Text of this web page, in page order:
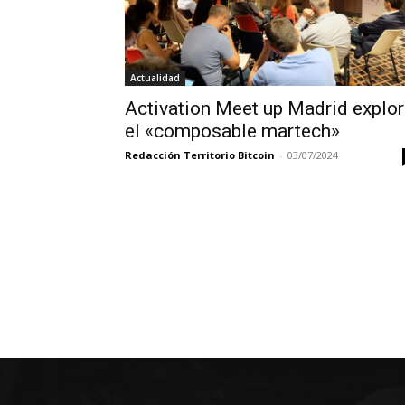
Actualidad
Activation Meet up Madrid
el «composable martech»
Redacción Territorio Bitcoin - 03/07/2024